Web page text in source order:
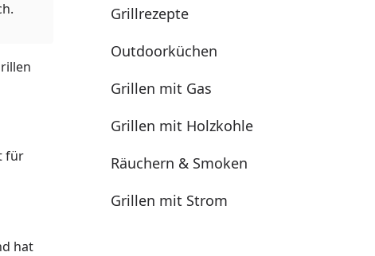
für
hat
Grillrezepte
Outdoorküchen
Grillen mit Gas
Grillen mit Holzkohle
Räuchern & Smoken
Grillen mit Strom